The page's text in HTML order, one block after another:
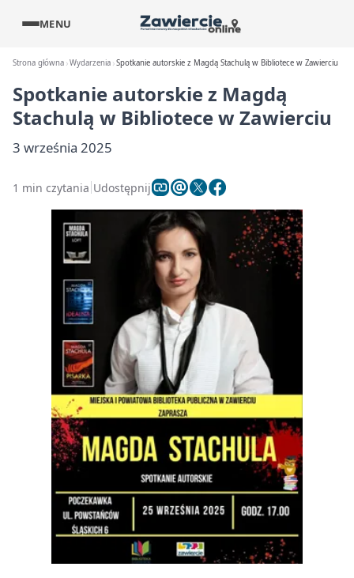
MENU
Strona główna Wydarzenia Spotkanie autorskie z Magdą Stachulą w Bibliotece w Zawierciu
Spotkanie autorskie z Magdą
Stachulą w Bibliotece w Zawierciu
3 września 2025
1 min czytania Udostępnij